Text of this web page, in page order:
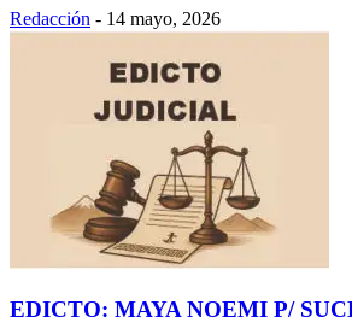
Redacción - 14 mayo, 2026
EDICTO: MAYA NOEMI P/